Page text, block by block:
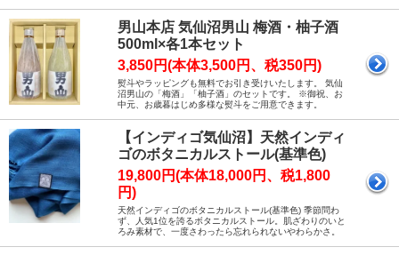
男山本店 気仙沼男山 梅酒・柚子酒
500ml×各1本セット
3,850円(本体3,500円、税350円)
熨斗やラッピングも無料でお引き受けいたします。 気仙
沼男山の「梅酒」「柚子酒」のセットです。 ※御祝、お
中元、お歳暮はじめ多様な熨斗をご用意できます。
【インディゴ気仙沼】天然インディ
ゴのボタニカルストール(基準色)
19,800円(本体18,000円、税1,800
円)
天然インディゴのボタニカルストール(基準色) 季節問わ
ず、人気1位を誇るボタニカルストール。肌ざわりのいと
ろみ素材で、一度さわったら忘れられないやわらかさ。